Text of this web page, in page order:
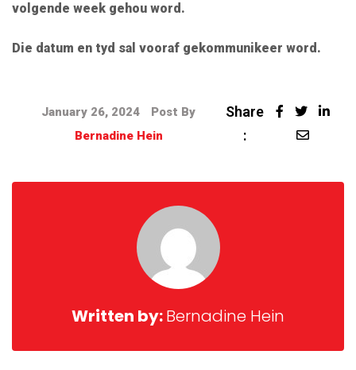
volgende week gehou word.
Die datum en tyd sal vooraf gekommunikeer word.
January 26, 2024
Post By
Bernadine Hein
Share
:
Written by:Bernadine Hein